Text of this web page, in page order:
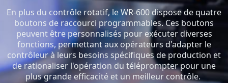
En plus du contrôle rotatif, le WR-600 dispose de quatre
boutons de raccourci programmables. Ces boutons
peuvent être personnalisés pour exécuter diverses
fonctions, permettant aux opérateurs d'adapter le
contrôleur à leurs besoins spécifiques de production et
de rationaliser l'opération du téléprompter pour une
plus grande efficacité et un meilleur contrôle.